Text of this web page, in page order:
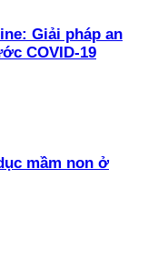
Giải pháp an
COVID-19
mầm non ở